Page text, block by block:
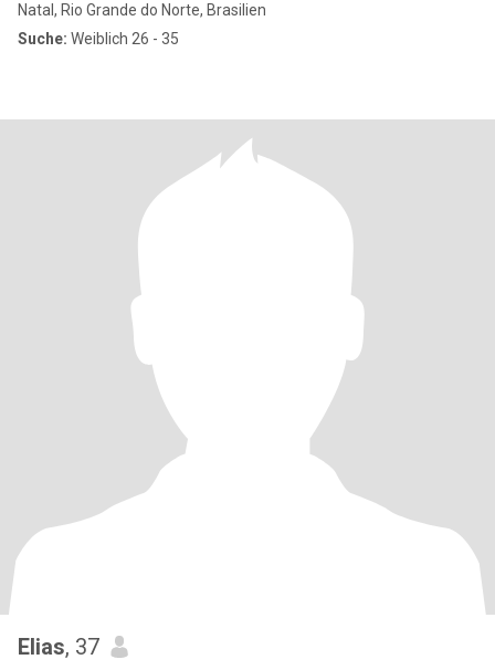
Natal, Rio Grande do Norte, Brasilien
Suche: Weiblich 26 - 35
Elias, 37